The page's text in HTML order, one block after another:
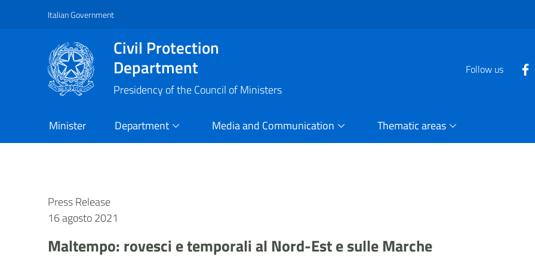
Vai al contenuto principale
Raggiungi il piè di pagina
Italian Government
Civil Protection
Department
Presidency of the Council of Ministers
Follow us
Minister Department Media and Communication Thematic areas
Press Release
16 agosto 2021
Maltempo: rovesci e temporali al Nord-Est e sulle Marche